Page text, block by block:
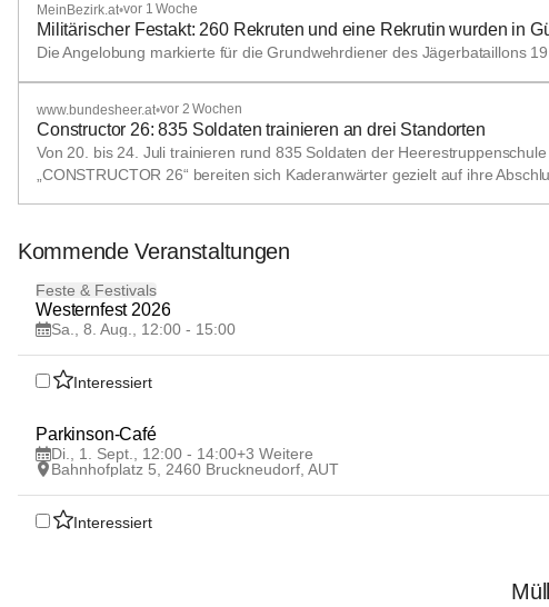
MeinBezirk.at•vor 1 Woche
Militärischer Festakt: 260 Rekruten und eine Rekrutin wurden in
Die Angelobung markierte für die Grundwehrdiener des Jägerbataillons
www.bundesheer.at•vor 2 Wochen
Constructor 26: 835 Soldaten trainieren an drei Standorten
Von 20. bis 24. Juli trainieren rund 835 Soldaten der
„CONSTRUCTOR 26“ bereiten sich Kaderanwärter gezielt auf ihre
Kommende Veranstaltungen
8
AUG
Feste & Festivals
Westernfest 2026
Sa., 8. Aug., 12:00 - 15:00
Interessiert
1
SEP
Parkinson-Café
Di., 1. Sept., 12:00 - 14:00+3 Weitere
Bahnhofplatz 5, 2460 Bruckneudorf, AUT
Interessiert